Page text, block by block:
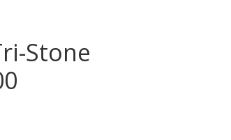
Stone